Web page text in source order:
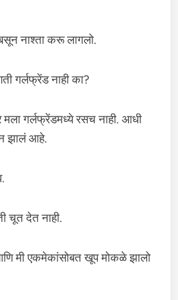
नाश्ता करू लागलो.
गर्लफ्रेंड नाही का?
मला गर्लफ्रेंडमध्ये रसच नाही. आधी
झालं आहे.
चूत देत नाही.
मी एकमेकांसोबत खूप मोकळे झालो